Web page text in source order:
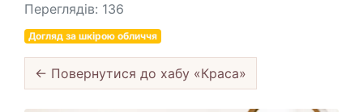
Переглядів: 136
Догляд за шкірою обличчя
← Повернутися до хабу «Краса»